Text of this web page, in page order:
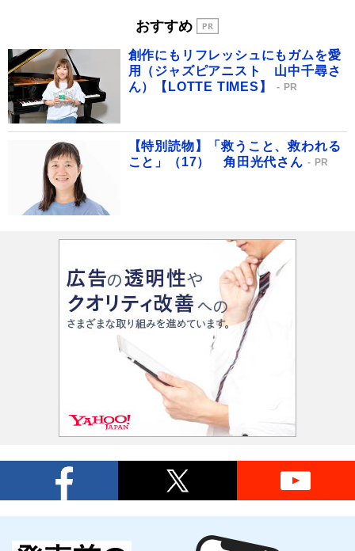
おすすめ
創作にもリフレッシュにもガムを愛
用（ジャズピアニスト 山中千尋さ
ん）【LOTTE TIMES】
PR
【特別読物】「救うこと、救われる
こと」（17） 角田光代さん
PR